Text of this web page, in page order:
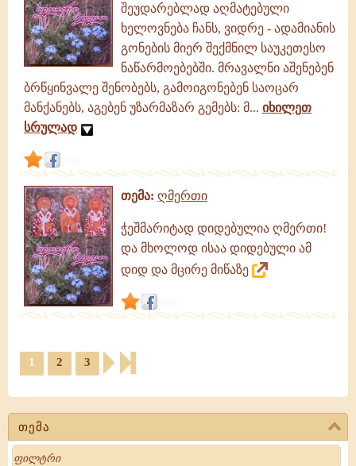
თემა
Search
შეუდარებლად აღმატებული
ხელოვნება ჩანს, ვიდრე - ადამიანის
გონების მიერ შექმნილ საუკეთესო
ნაწარმოებებში. მრავალნი აშენებენ
ბრწყინვალე შენობებს, გამოიგონებენ საოცარ
მანქანებს, აგებენ უზარმაზარ გემებს: მ... იხილეთ
სრულად
თემა: ღმერთი
ჭეშმარიტად დიდებულია ღმერთი!
და მხოლოდ ისაა დიდებული ამ
დიდ და მცირე მიწაზე
1 2 3